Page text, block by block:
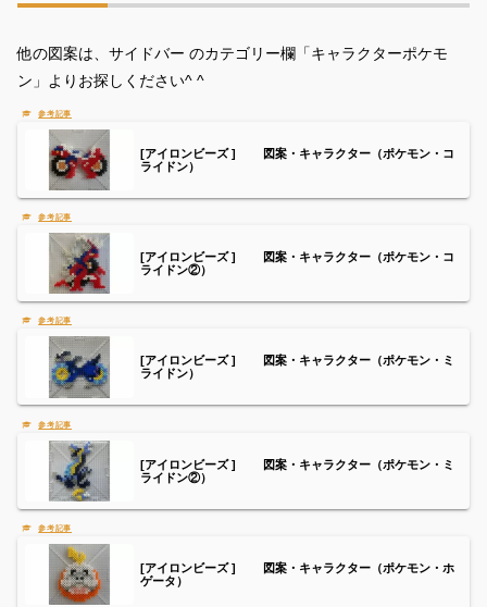
他の図案は、サイドバー のカテゴリー欄「キャラクターポケモ
ン」よりお探しください^ ^
[アイロンビーズ ] 図案・キャラクター（ポケモン・コ
ライドン）
[アイロンビーズ ] 図案・キャラクター（ポケモン・コ
ライドン②）
[アイロンビーズ ] 図案・キャラクター（ポケモン・ミ
ライドン）
[アイロンビーズ ] 図案・キャラクター（ポケモン・ミ
ライドン②）
[アイロンビーズ ] 図案・キャラクター（ポケモン・ホ
ゲータ）